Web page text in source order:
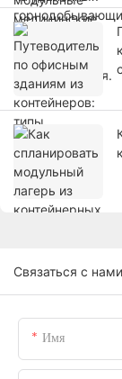
Связаться с нами
Имя